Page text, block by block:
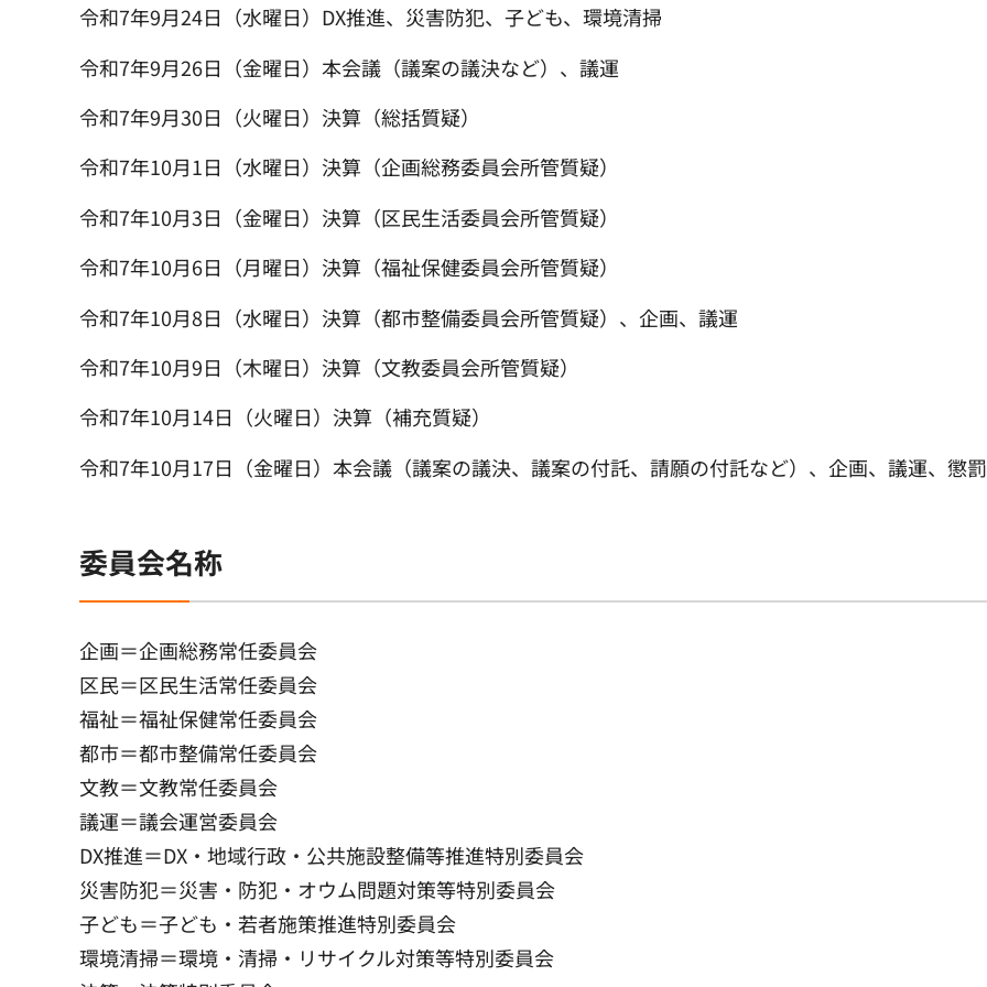
令和7年9月24日（水曜日）DX推進、災害防犯、子ども、環境清掃
令和7年9月26日（金曜日）本会議（議案の議決など）、議運
令和7年9月30日（火曜日）決算（総括質疑）
令和7年10月1日（水曜日）決算（企画総務委員会所管質疑）
令和7年10月3日（金曜日）決算（区民生活委員会所管質疑）
令和7年10月6日（月曜日）決算（福祉保健委員会所管質疑）
令和7年10月8日（水曜日）決算（都市整備委員会所管質疑）、企画、議運
令和7年10月9日（木曜日）決算（文教委員会所管質疑）
令和7年10月14日（火曜日）決算（補充質疑）
令和7年10月17日（金曜日）本会議（議案の議決、議案の付託、請願の付託など）、企画、議運、懲罰
委員会名称
企画＝企画総務常任委員会
区民＝区民生活常任委員会
福祉＝福祉保健常任委員会
都市＝都市整備常任委員会
文教＝文教常任委員会
議運＝議会運営委員会
DX推進＝DX・地域行政・公共施設整備等推進特別委員会
災害防犯＝災害・防犯・オウム問題対策等特別委員会
子ども＝子ども・若者施策推進特別委員会
環境清掃＝環境・清掃・リサイクル対策等特別委員会